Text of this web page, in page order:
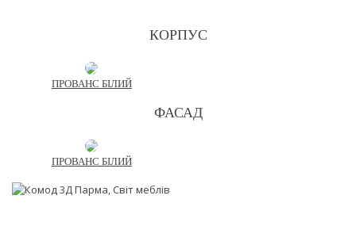
КОРПУС
ПРОВАНС БІЛИЙ
ФАСАД
ПРОВАНС БІЛИЙ